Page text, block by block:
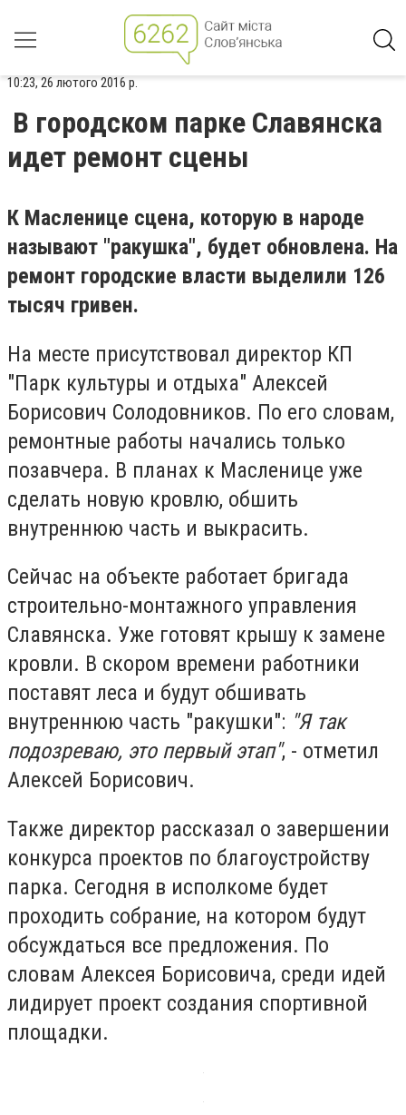
10:23, 26 лютого 2016 р.
В городском парке Славянска
идет ремонт сцены
К Масленице сцена, которую в народе
называют "ракушка", будет обновлена. На
ремонт городские власти выделили 126
тысяч гривен.
На месте присутствовал директор КП
"Парк культуры и отдыха" Алексей
Борисович Солодовников. По его словам,
ремонтные работы начались только
позавчера. В планах к Масленице уже
сделать новую кровлю, обшить
внутреннюю часть и выкрасить.
Сейчас на объекте работает бригада
строительно-монтажного управления
Славянска. Уже готовят крышу к замене
кровли. В скором времени работники
поставят леса и будут обшивать
внутреннюю часть "ракушки": "Я так
подозреваю, это первый этап", - отметил
Алексей Борисович.
Также директор рассказал о завершении
конкурса проектов по благоустройству
парка. Сегодня в исполкоме будет
проходить собрание, на котором будут
обсуждаться все предложения. По
словам Алексея Борисовича, среди идей
лидирует проект создания спортивной
площадки.